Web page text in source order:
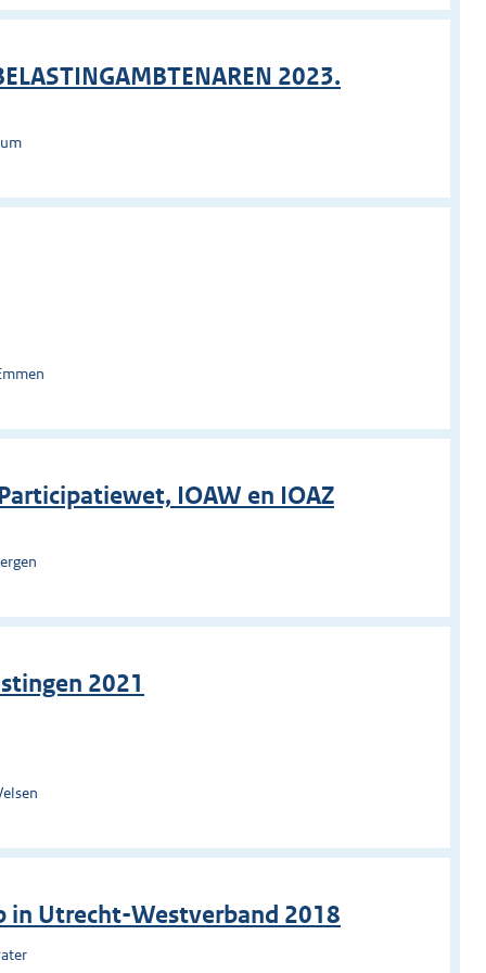
2023.
IOAW en IOAZ
2021
Utrecht-Westverband 2018